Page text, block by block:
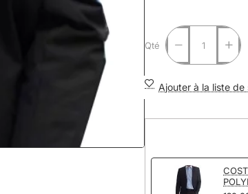
Qté
Ajouter à la liste de